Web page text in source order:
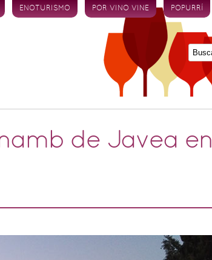
ENOTURISMO POR VINO VINE POPURRÍ
de Javea en